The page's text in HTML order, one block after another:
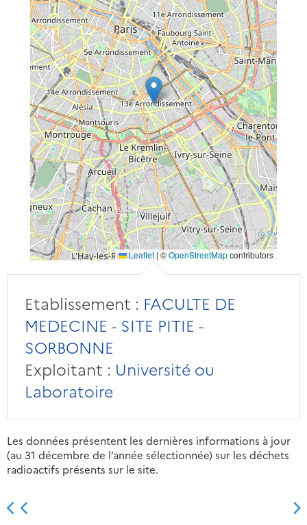
Leaflet | ©OpenStreetMapcontributors
Etablissement : FACULTE DE
MEDECINE - SITE PITIE -
SORBONNE
Exploitant : Université ou
Laboratoire
Les données présentent les dernières informations à jour
(au 31 décembre de l’année sélectionnée) sur les déchets
radioactifs présents sur le site.